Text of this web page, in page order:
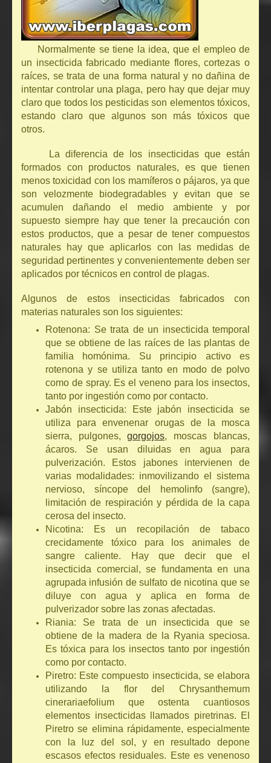
Normalmente se tiene la idea, que el empleo de
un insecticida fabricado mediante flores, cortezas o
raíces, se trata de una forma natural y no dañina de
intentar controlar una plaga, pero hay que dejar muy
claro que todos los pesticidas son elementos tóxicos,
estando claro que algunos son más tóxicos que
otros.
La diferencia de los insecticidas que están
formados con productos naturales, es que tienen
menos toxicidad con los mamíferos o pájaros, ya que
son velozmente biodegradables y evitan que se
acumulen dañando el medio ambiente y por
supuesto siempre hay que tener la precaución con
estos productos, que a pesar de tener compuestos
naturales hay que aplicarlos con las medidas de
seguridad pertinentes y convenientemente deben ser
aplicados por técnicos en control de plagas.
Algunos de estos insecticidas fabricados con
materias naturales son los siguientes:
Rotenona: Se trata de un insecticida temporal
que se obtiene de las raíces de las plantas de
familia homónima. Su principio activo es
rotenona y se utiliza tanto en modo de polvo
como de spray. Es el veneno para los insectos,
tanto por ingestión como por contacto.
Jabón insecticida: Este jabón insecticida se
utiliza para envenenar orugas de la mosca
sierra, pulgones, gorgojos, moscas blancas,
ácaros. Se usan diluidas en agua para
pulverización. Estos jabones intervienen de
varias modalidades: inmovilizando el sistema
nervioso, síncope del hemolinfo (sangre),
limitación de respiración y pérdida de la capa
cerosa del insecto.
Nicotina: Es un recopilación de tabaco
crecidamente tóxico para los animales de
sangre caliente. Hay que decir que el
insecticida comercial, se fundamenta en una
agrupada infusión de sulfato de nicotina que se
diluye con agua y aplica en forma de
pulverizador sobre las zonas afectadas.
Riania: Se trata de un insecticida que se
obtiene de la madera de la Ryania speciosa.
Es tóxica para los insectos tanto por ingestión
como por contacto.
Piretro: Este compuesto insecticida, se elabora
utilizando la flor del Chrysanthemum
cinerariaefolium que ostenta cuantiosos
elementos insecticidas llamados piretrinas. El
Piretro se elimina rápidamente, especialmente
con la luz del sol, y en resultado depone
escasos efectos residuales. Este es venenoso